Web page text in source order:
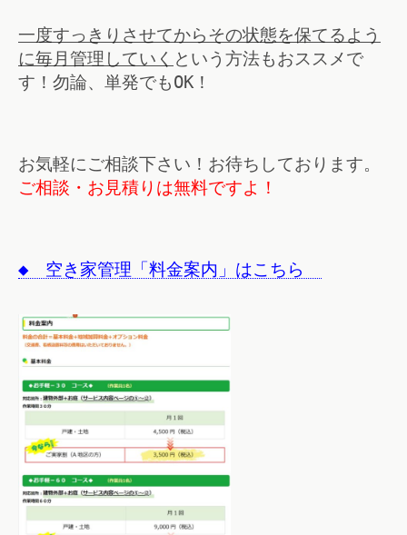
一度すっきりさせてからその状態を保てるよう
に毎月管理していく という方法もおススメで
す！勿論、単発でもOK！
お気軽にご相談下さい！お待ちしております。
ご相談・ お見積りは無料ですよ！
◆ 空き家管理「料金案内」はこちら